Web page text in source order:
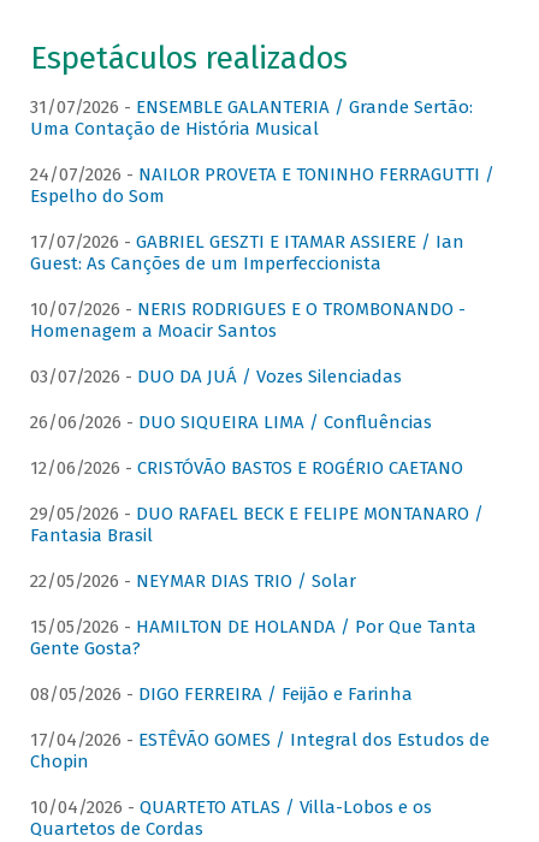
Espetáculos realizados
31/07/2026 - ENSEMBLE GALANTERIA / Grande Sertão:
Uma Contação de História Musical
24/07/2026 - NAILOR PROVETA E TONINHO FERRAGUTTI /
Espelho do Som
17/07/2026 - GABRIEL GESZTI E ITAMAR ASSIERE / Ian
Guest: As Canções de um Imperfeccionista
10/07/2026 - NERIS RODRIGUES E O TROMBONANDO -
Homenagem a Moacir Santos
03/07/2026 - DUO DA JUÁ / Vozes Silenciadas
26/06/2026 - DUO SIQUEIRA LIMA / Confluências
12/06/2026 - CRISTÓVÃO BASTOS E ROGÉRIO CAETANO
29/05/2026 - DUO RAFAEL BECK E FELIPE MONTANARO /
Fantasia Brasil
22/05/2026 - NEYMAR DIAS TRIO / Solar
15/05/2026 - HAMILTON DE HOLANDA / Por Que Tanta
Gente Gosta?
08/05/2026 - DIGO FERREIRA / Feijão e Farinha
17/04/2026 - ESTÊVÃO GOMES / Integral dos Estudos de
Chopin
10/04/2026 - QUARTETO ATLAS / Villa-Lobos e os
Quartetos de Cordas